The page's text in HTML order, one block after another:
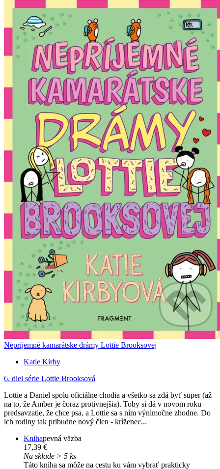
Nepríjemné kamarátske drámy Lottie Brooksovej
Katie Kirby
6. diel série Lottie Brooksová
Lottie a Daniel spolu oficiálne chodia a všetko sa zdá byť super (až
na to, že Amber je čoraz protivnejšia). Toby si dá v novom roku
predsavzatie, že chce psa, a Lottie sa s ním výnimočne zhodne. Do
ich rodiny tak pribudne nový člen - kríženec...
Knihapevná väzba
17,39 €
Na sklade > 5 ks
Táto kniha sa môže na cestu ku vám vybrať prakticky